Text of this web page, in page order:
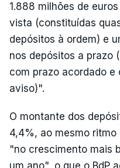
1.888 milhões de
vista (constituídas
depósitos à ordem) e
nos depósitos a prazo
com prazo acordado
aviso)".
O montante dos
4,4%, ao mesmo
"no crescimento mais
um ano", o que o BdP